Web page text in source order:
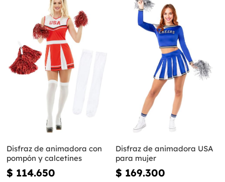
Disfraz de animadora con
pompón y calcetines
$ 114.650
Disfraz de animadora USA
para mujer
$ 169.300